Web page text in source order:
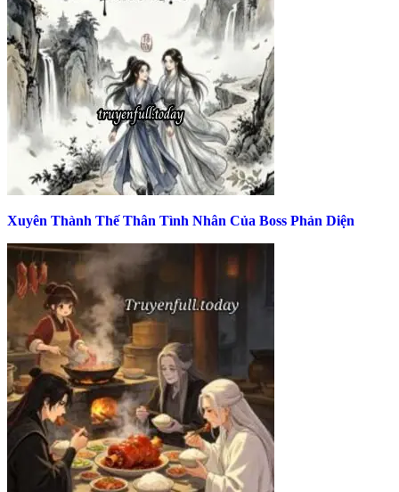
Xuyên Thành Thế Thân Tình Nhân Của Boss Phản Diện